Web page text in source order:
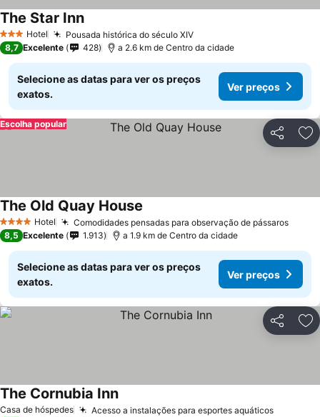
3 EstrelasHotel Pousada histórica do século XIV
The Star Inn
8,7 Excelente 428 a 2.6 km de Centro da cidade
Selecione as datas para ver os preços
exatos.
Ver preços
Partilhar
Escolha popular
4 EstrelasHotel Comodidades pensadas para observação de pássaros
The Old Quay House
8,5 Excelente 1.913 a 1.9 km de Centro da cidade
Selecione as datas para ver os preços
exatos.
Ver preços
Partilhar
Casa de hóspedes Acesso a instalações para esportes aquáticos
The Cornubia Inn